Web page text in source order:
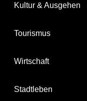
Kultur & Ausgehen
Tourismus
Wirtschaft
Stadtleben